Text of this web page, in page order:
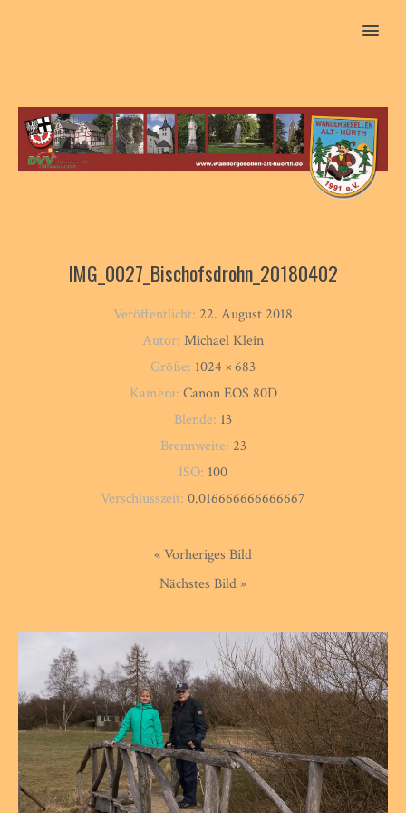
MENU
IMG_0027_Bischofsdrohn_20180402
Veröffentlicht: 22. August 2018
Autor: Michael Klein
Größe: 1024 × 683
Kamera: Canon EOS 80D
Blende: 13
Brennweite: 23
ISO: 100
Verschlusszeit: 0.016666666666667
« Vorheriges Bild
Nächstes Bild »